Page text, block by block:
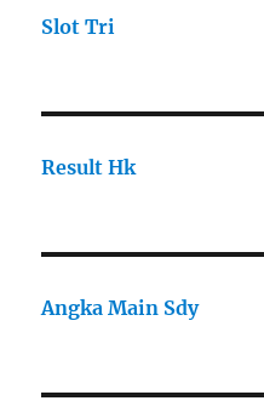
Slot Tri
Result Hk
Angka Main Sdy